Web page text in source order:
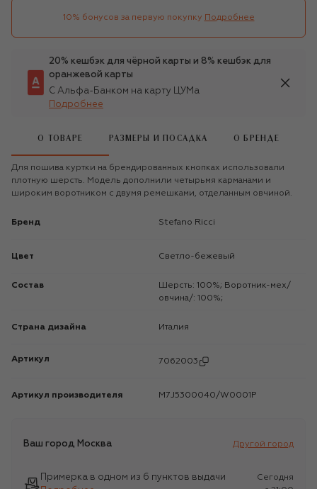
10% бонусов за первую покупку Подробнее
20% кешбэк для чёрной карты и 8% кешбэк для
оранжевой карты
С Альфа-Банком на карту ЦУМа
Подробнее
О ТОВАРЕ РАЗМЕРЫ И ПОСАДКА О БРЕНДЕ
Для пошива куртки на брендированных кнопках использовали
плотную шерсть. Модель дополнили четырьмя карманами и
широким воротником с двумя ремешками, отделанным овчиной.
Бренд Stefano Ricci
Цвет Светло-бежевый
Состав
Шерсть: 100%; Воротник-мех/
овчина/: 100%;
Страна дизайна Италия
Артикул 7062003
Артикул производителя M7J5300040/W0001P
Ваш город Москва Другой город
Примерка в одном из 6 пунктов выдачи
Сегодня